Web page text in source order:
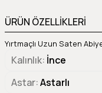
ÜRÜN ÖZELLİKLERİ
Yırtmaçlı Uzun Saten
Kalınlık İnce
Astar Astarlı